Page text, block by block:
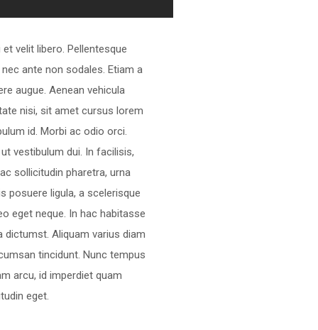
et velit libero. Pellentesque
ante non sodales. Etiam a
augue. Aenean vehicula
nisi, sit amet cursus lorem
id. Morbi ac odio orci.
vestibulum dui. In facilisis,
sollicitudin pharetra, urna
posuere ligula, a scelerisque
eget neque. In hac habitasse
dictumst. Aliquam varius diam
tincidunt. Nunc tempus
arcu, id imperdiet quam
eget.